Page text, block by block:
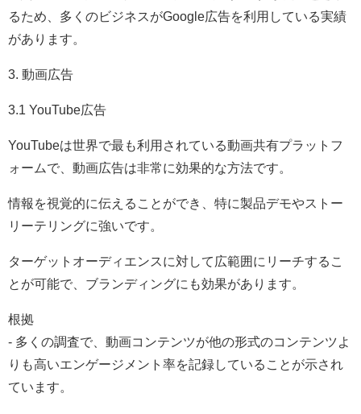
るため、多くのビジネスがGoogle広告を利用している実績
があります。
3. 動画広告
3.1 YouTube広告
YouTubeは世界で最も利用されている動画共有プラットフ
ォームで、動画広告は非常に効果的な方法です。
情報を視覚的に伝えることができ、特に製品デモやストー
リーテリングに強いです。
ターゲットオーディエンスに対して広範囲にリーチするこ
とが可能で、ブランディングにも効果があります。
根拠
- 多くの調査で、動画コンテンツが他の形式のコンテンツよ
りも高いエンゲージメント率を記録していることが示され
ています。